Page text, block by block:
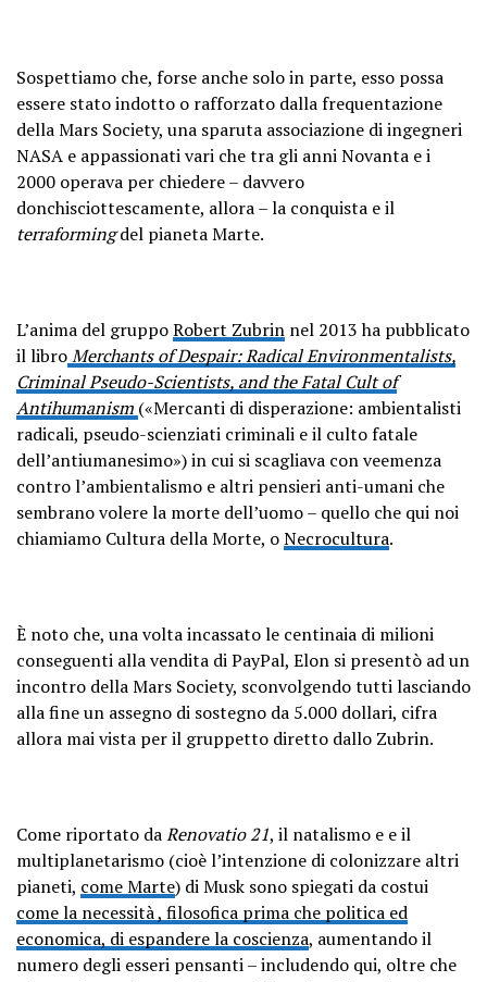
Sospettiamo che, forse anche solo in parte, esso possa
essere stato indotto o rafforzato dalla frequentazione
della Mars Society, una sparuta associazione di ingegneri
NASA e appassionati vari che tra gli anni Novanta e i
2000 operava per chiedere – davvero
donchisciottescamente, allora – la conquista e il
terraformingdel pianeta Marte.
L’anima del gruppoRobert Zubrin nel 2013 ha pubblicato
il libroMerchants of Despair: Radical Environmentalists,
Criminal Pseudo-Scientists, and the Fatal Cult of
Antihumanism («Mercanti di disperazione: ambientalisti
radicali, pseudo-scienziati criminali e il culto fatale
dell’antiumanesimo») in cui si scagliava con veemenza
contro l’ambientalismo e altri pensieri anti-umani che
sembrano volere la morte dell’uomo – quello che qui noi
chiamiamo Cultura della Morte, oNecrocultura.
È noto che, una volta incassato le centinaia di milioni
conseguenti alla vendita di PayPal, Elon si presentò ad un
incontro della Mars Society, sconvolgendo tutti lasciando
alla fine un assegno di sostegno da 5.000 dollari, cifra
allora mai vista per il gruppetto diretto dallo Zubrin.
Come riportato daRenovatio 21, il natalismo e e il
multiplanetarismo (cioè l’intenzione di colonizzare altri
pianeti, come Marte) di Musk sono spiegati da costui
come la necessità , filosofica prima che politica ed
economica, di espandere la coscienza, aumentando il
numero degli esseri pensanti – includendo qui, oltre che